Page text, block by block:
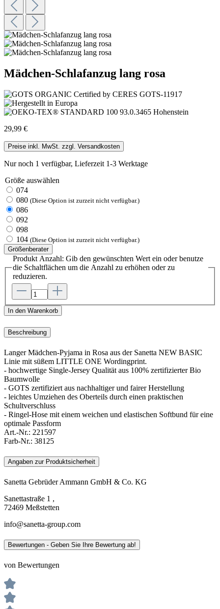
Mädchen-Schlafanzug lang rosa
29,99 €
Preise inkl. MwSt. zzgl. Versandkosten
Nur noch 1 verfügbar, Lieferzeit 1-3 Werktage
Größe auswählen
074
080 (Diese Option ist zurzeit nicht verfügbar.)
086
092
098
104 (Diese Option ist zurzeit nicht verfügbar.)
Größenberater
Produkt Anzahl: Gib den gewünschten Wert ein oder benutze
die Schaltflächen um die Anzahl zu erhöhen oder zu
reduzieren.
In den Warenkorb
Beschreibung
Langer Mädchen-Pyjama in Rosa aus der Sanetta NEW BASIC
Linie mit süßem LITTLE ONE Wordingprint.
- hochwertige Single-Jersey Qualität aus 100% zertifizierter Bio
Baumwolle
- GOTS zertifiziert aus nachhaltiger und fairer Herstellung
- leichtes Umziehen des Oberteils durch einen praktischen
Schultverschluss
- Ringel-Hose mit einem weichen und elastischen Softbund für eine
optimale Passform
Art.-Nr.: 221597
Farb-Nr.: 38125
Angaben zur Produktsicherheit
Sanetta Gebrüder Ammann GmbH & Co. KG
Sanettastraße 1 ,
72469 Meßstetten
info@sanetta-group.com
Bewertungen - Geben Sie Ihre Bewertung ab!
von Bewertungen